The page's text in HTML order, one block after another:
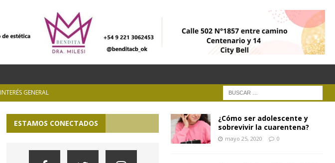
INTERÉS GENERAL
ESTAMOS CONECTADOS
¿Cómo ser adolescente y
sobrevivir la cuarentena?
mayo 25, 2020 0